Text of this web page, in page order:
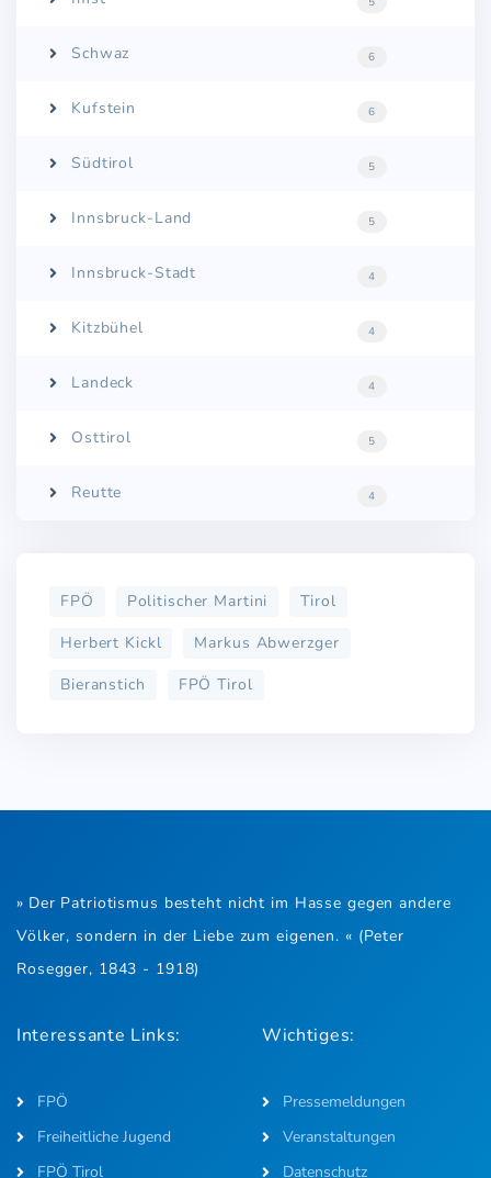
Schwaz 6
Kufstein 6
Südtirol 5
Innsbruck-Land 5
Innsbruck-Stadt 4
Kitzbühel 4
Landeck 4
Osttirol 5
Reutte 4
FPÖ Politischer Martini
Tirol
Herbert Kickl
Markus Abwerzger
Bieranstich
FPÖ Tirol
» Der Patriotismus besteht nicht im Hasse gegen andere
Völker, sondern in der Liebe zum eigenen. « (Peter
Rosegger, 1843 - 1918)
Interessante Links:
FPÖ
Freiheitliche Jugend
FPÖ Tirol
Wichtiges:
Pressemeldungen
Veranstaltungen
Datenschutz